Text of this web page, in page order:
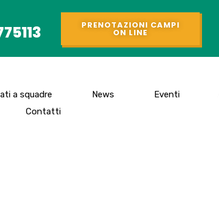
PRENOTAZIONI CAMPI
ON LINE
a squadre News Eventi
Contatti